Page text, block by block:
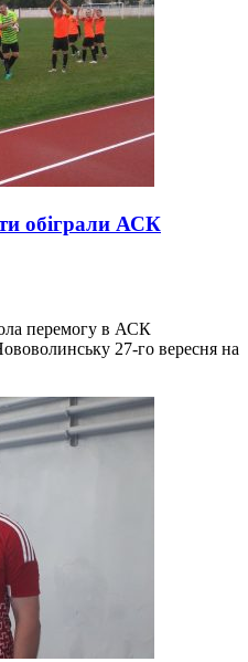
обіграли АСК
перемогу в АСК
27-го вересня на